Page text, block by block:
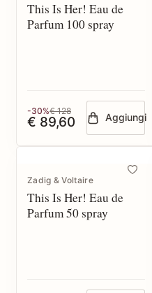
This Is Her! Eau de
Parfum 100 spray
-30%€ 128
€ 89,60 Aggiungi
Zadig & Voltaire
This Is Her! Eau de
Parfum 50 spray